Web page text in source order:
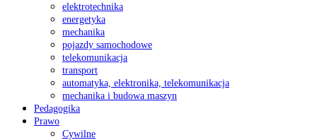
elektrotechnika
energetyka
mechanika
pojazdy samochodowe
telekomunikacja
transport
automatyka, elektronika, telekomunikacja
mechanika i budowa maszyn
Pedagogika
Prawo
Cywilne